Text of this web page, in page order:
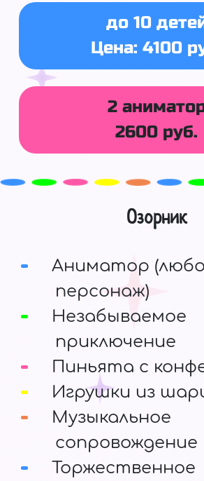
до 10
Цена: 4100
2
2600 руб.
Озорник
Аниматор
персонаж)
Незабываемое
приключение
Пиньята с
Игрушки из
Музыкальное
сопровождение
Торжественное